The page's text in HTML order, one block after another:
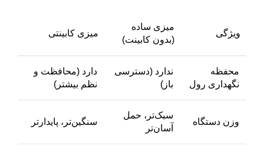
ویژگی
میزی ساده
(بدون کابینت)
میزی کابینتی
محفظه
نگهداری رول
ندارد (دسترسی
باز)
دارد (محافظت و
نظم بیشتر)
وزن دستگاه
سبک‌تر، حمل
آسان‌تر
سنگین‌تر، پایدارتر